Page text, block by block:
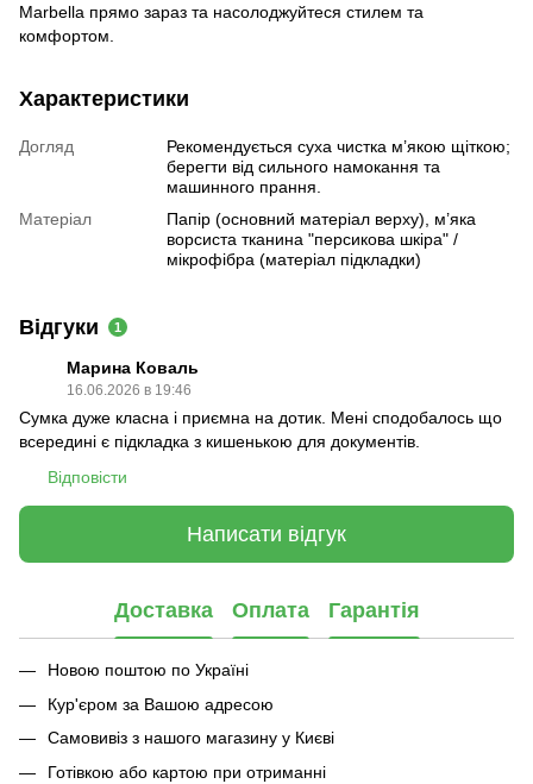
Marbella прямо зараз та насолоджуйтеся стилем та
комфортом.
Характеристики
Догляд
Рекомендується суха чистка м’якою щіткою;
берегти від сильного намокання та
машинного прання.
Матеріал
Папір (основний матеріал верху), м’яка
ворсиста тканина "персикова шкіра" /
мікрофібра (матеріал підкладки)
Відгуки 1
Марина Коваль
16.06.2026 в 19:46
Сумка дуже класна і приємна на дотик. Мені сподобалось що
всередині є підкладка з кишенькою для документів.
Відповісти
Написати відгук
Доставка Оплата Гарантія
Новою поштою по Україні
Кур'єром за Вашою адресою
Самовивіз з нашого магазину у Києві
Готівкою або картою при отриманні